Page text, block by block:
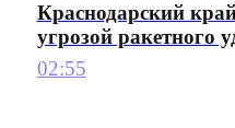
Краснодарский
угрозой ракетного
02:55